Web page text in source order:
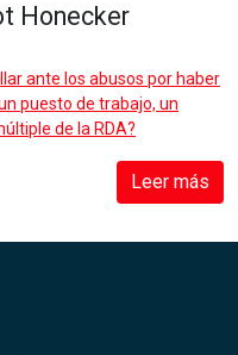
Honecker
ante los abusos por haber
puesto de trabajo, un
de la RDA?
Leer más